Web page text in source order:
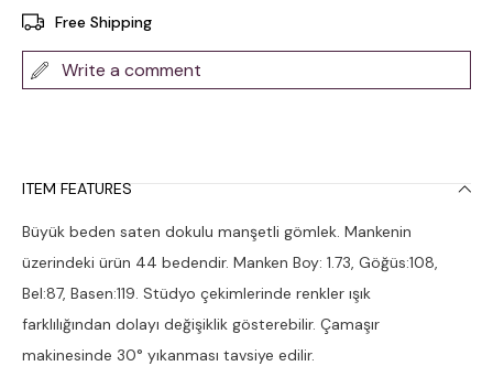
Free Shipping
Write a comment
ITEM FEATURES
Büyük beden saten dokulu manşetli gömlek. Mankenin
üzerindeki ürün 44 bedendir. Manken Boy: 1.73, Göğüs:108,
Bel:87, Basen:119. Stüdyo çekimlerinde renkler ışık
farklılığından dolayı değişiklik gösterebilir. Çamaşır
makinesinde 30° yıkanması tavsiye edilir.